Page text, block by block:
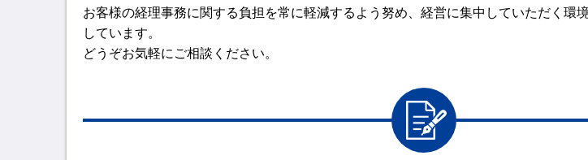
お客様の経理事務に関する負担を常に軽減するよう努め、経営に集中していただく環
しています。
どうぞお気軽にご相談ください。